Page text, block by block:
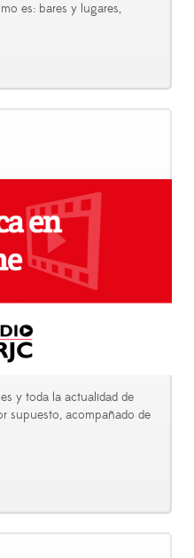
es: bares y lugares,
y toda la actualidad de
supuesto, acompañado de